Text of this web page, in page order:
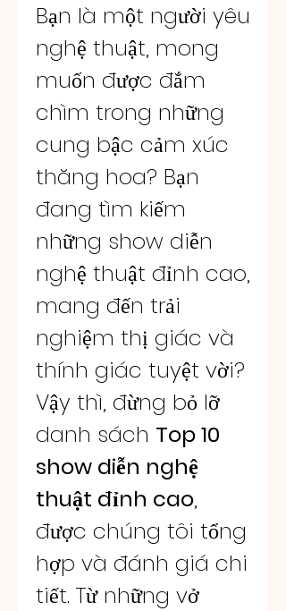
Bạn là một người yêu
nghệ thuật, mong
muốn được đắm
chìm trong những
cung bậc cảm xúc
thăng hoa? Bạn
đang tìm kiếm
những show diễn
nghệ thuật đỉnh cao,
mang đến trải
nghiệm thị giác và
thính giác tuyệt vời?
Vậy thì, đừng bỏ lỡ
danh sách Top 10
show diễn nghệ
thuật đỉnh cao,
được chúng tôi tổng
hợp và đánh giá chi
tiết. Từ những vở